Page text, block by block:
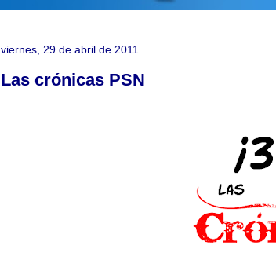
viernes, 29 de abril de 2011
Las crónicas PSN